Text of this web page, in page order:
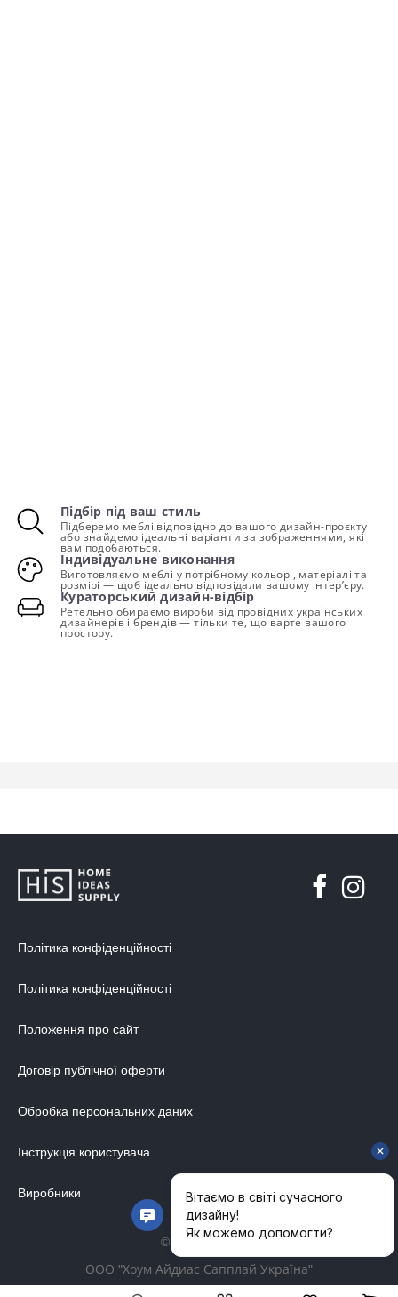
Підбір під ваш стиль
Підберемо меблі відповідно до вашого дизайн-проєкту
або знайдемо ідеальні варіанти за зображеннями, які
вам подобаються.
Індивідуальне виконання
Виготовляємо меблі у потрібному кольорі, матеріалі та
розмірі — щоб ідеально відповідали вашому інтер’єру.
Кураторський дизайн-відбір
Ретельно обираємо вироби від провідних українських
дизайнерів і брендів — тільки те, що варте вашого
простору.
Політика конфіденційності
Політика конфіденційності
Положення про сайт
Договір публічної оферти
Обробка персональних даних
Інструкція користувача
Виробники
© 2014-2026
ООО "Хоум Айдиас Сапплай Україна"